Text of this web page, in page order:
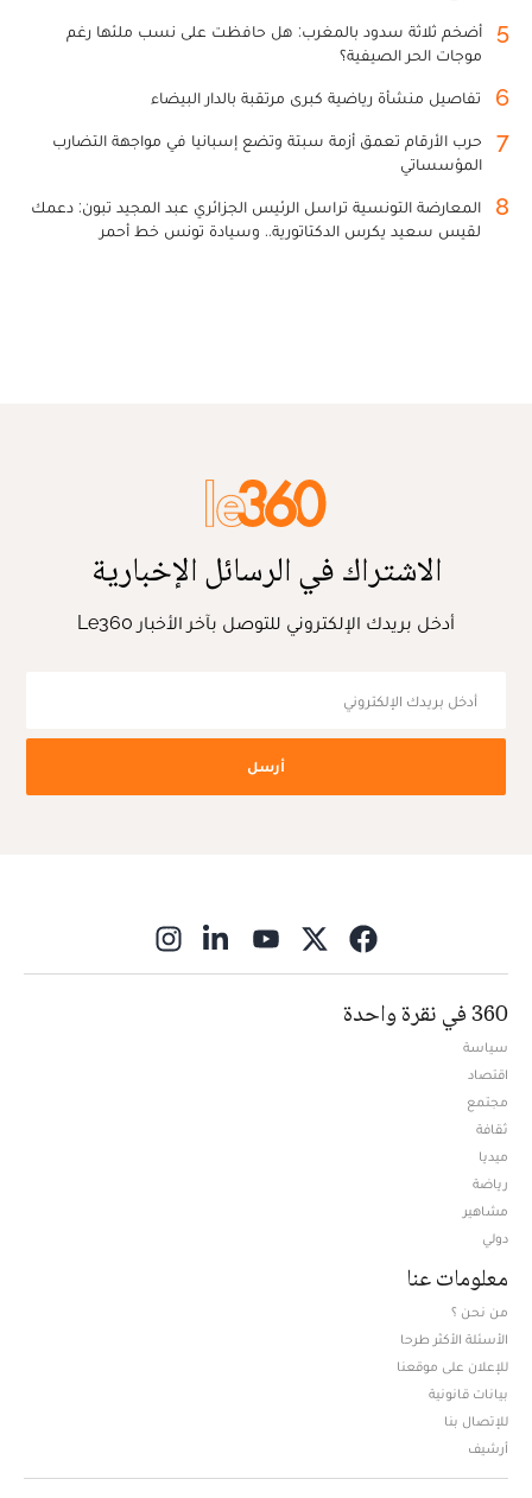
5
أضخم ثلاثة سدود بالمغرب: هل حافظت على نسب ملئها رغم
موجات الحر الصيفية؟
6 تفاصيل منشأة رياضية كبرى مرتقبة بالدار البيضاء
7
حرب الأرقام تعمق أزمة سبتة وتضع إسبانيا في مواجهة التضارب
المؤسساتي
8
المعارضة التونسية تراسل الرئيس الجزائري عبد المجيد تبون: دعمك
لقيس سعيد يكرس الدكتاتورية.. وسيادة تونس خط أحمر
الاشتراك في الرسائل الإخبارية
أدخل بريدك الإلكتروني للتوصل بآخر الأخبار Le360
أرسل
360 في نقرة واحدة
سياسة
اقتصاد
مجتمع
ثقافة
ميديا
رياضة
مشاهير
دولي
معلومات عنا
من نحن ؟
الأسئلة الأكثر طرحا
للإعلان على موقعنا
بيانات قانونية
للإتصال بنا
أرشيف